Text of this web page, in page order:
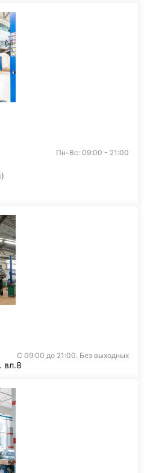
Пн-Вс: 09:00 - 21:00
С 09:00 до 21:00. Без выходных
вл.8